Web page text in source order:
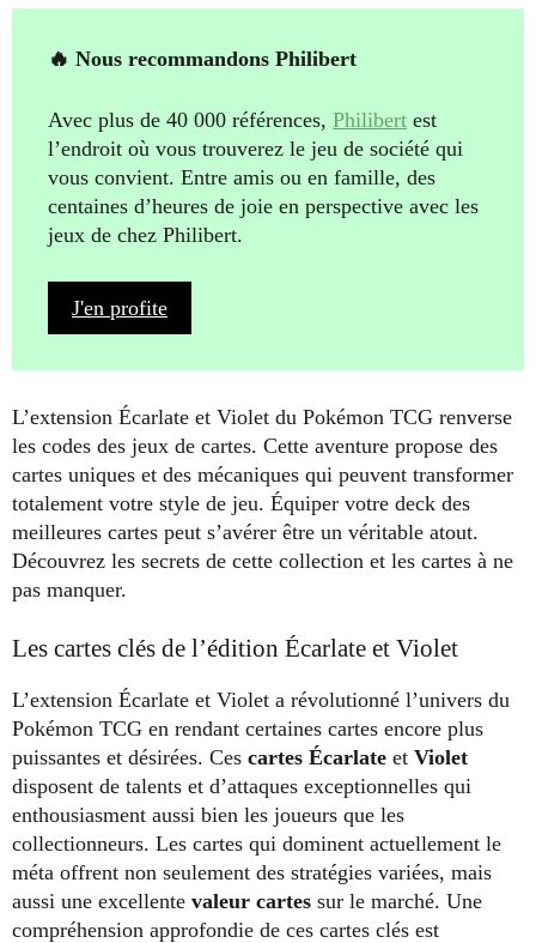
🔥 Nous recommandons Philibert
Avec plus de 40 000 références, Philibert est
l’endroit où vous trouverez le jeu de société qui
vous convient. Entre amis ou en famille, des
centaines d’heures de joie en perspective avec les
jeux de chez Philibert.
J'en profite
L’extension Écarlate et Violet du Pokémon TCG renverse
les codes des jeux de cartes. Cette aventure propose des
cartes uniques et des mécaniques qui peuvent transformer
totalement votre style de jeu. Équiper votre deck des
meilleures cartes peut s’avérer être un véritable atout.
Découvrez les secrets de cette collection et les cartes à ne
pas manquer.
Les cartes clés de l’édition Écarlate et Violet
L’extension Écarlate et Violet a révolutionné l’univers du
Pokémon TCG en rendant certaines cartes encore plus
puissantes et désirées. Ces cartes Écarlate et Violet
disposent de talents et d’attaques exceptionnelles qui
enthousiasment aussi bien les joueurs que les
collectionneurs. Les cartes qui dominent actuellement le
méta offrent non seulement des stratégies variées, mais
aussi une excellente valeur cartes sur le marché. Une
compréhension approfondie de ces cartes clés est